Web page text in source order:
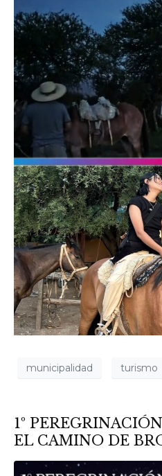
municipalidad turismo
1º
EL CAMINO DE